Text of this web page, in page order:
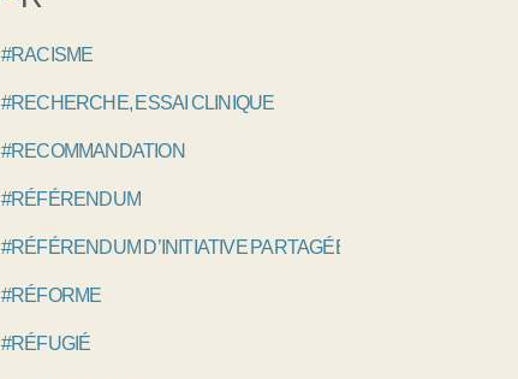
#RACISME
#RECHERCHE, ESSAI CLINIQUE
#RECOMMANDATION
#RÉFÉRENDUM
#RÉFÉRENDUM D’INITIATIVE PARTAGÉE, RIP
#RÉFORME
#RÉFUGIÉ